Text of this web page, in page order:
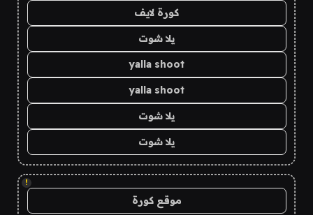
كورة لايف
يلا شوت
yalla shoot
yalla shoot
يلا شوت
يلا شوت
!
موقع كورة